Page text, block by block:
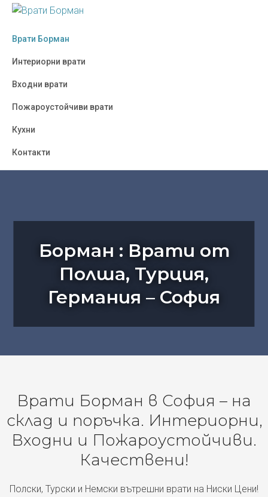
Skip
primary
Skip
main
Skip
footer
БОРМАН
:
Врати
Полша,
Украйна,
-
София
Врати Борман
Интериорни врати
Входни врати
Пожароустойчиви врати
Кухни
Контакти
Борман : Врати от
Полша, Турция,
Германия – София
Врати Борман в София – на
склад и поръчка. Интериорни,
Входни и Пожароустойчиви.
Качествени!
Полски, Турски и Немски вътрешни врати на Ниски Цени!